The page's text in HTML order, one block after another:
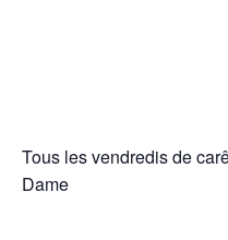
Tous les vendredis de
Dame